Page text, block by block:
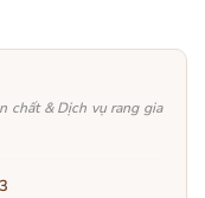
chất & Dịch vụ rang gia